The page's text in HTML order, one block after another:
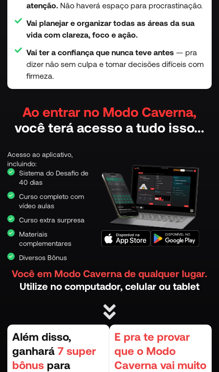
atenção. Não haverá espaço para procrastinação.
Vai planejar e organizar todas as áreas da sua
vida com clareza, foco e ação.
Vai ter a confiança que nunca teve antes — pra
dizer não sem culpa e tomar decisões difíceis com
firmeza.
Ao entrar no Modo Caverna,
você terá acesso a tudo isso...
Acesso ao aplicativo,
incluindo:
Sistema do Desafio de
40 dias
Curso completo com
vídeo aulas
Curso extra surpresa
Materiais
complementares
Diversos Bônus
Você em Modo Caverna de qualquer lugar.
Utilize no computador, celular ou tablet
Além disso,
ganhará 7 super
bônus para
E pra te provar
que o Modo
Caverna vai muito